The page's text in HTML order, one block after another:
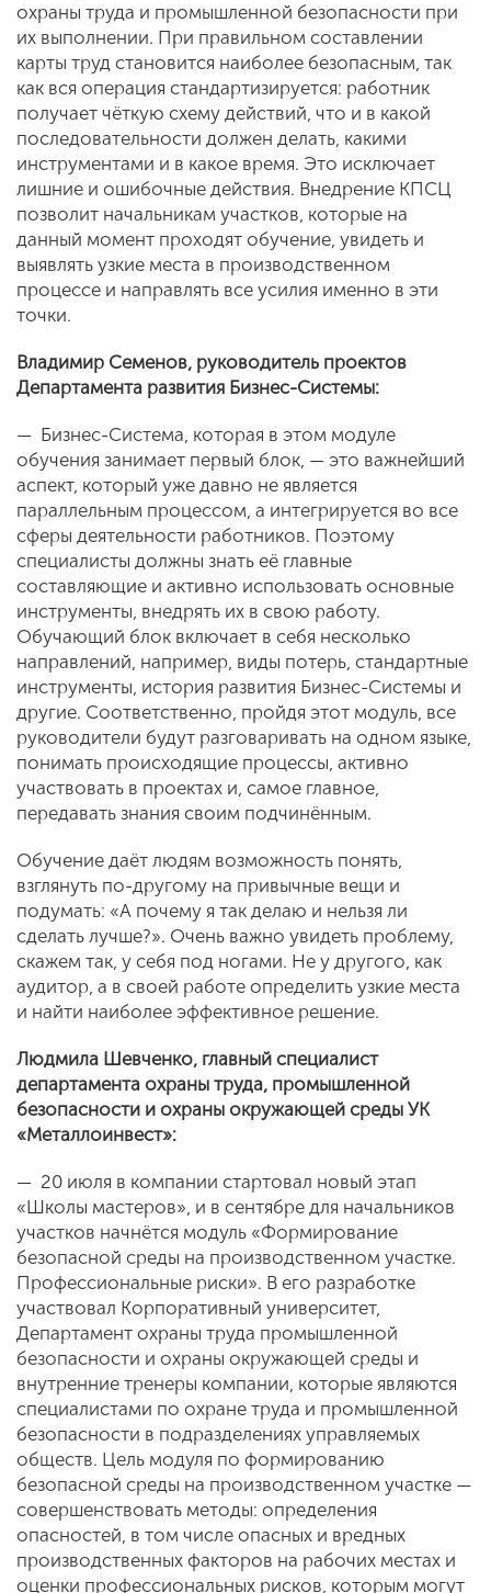
охраны труда и промышленной безопасности при
их выполнении. При правильном составлении
карты труд становится наиболее безопасным, так
как вся операция стандартизируется: работник
получает чёткую схему действий, что и в какой
последовательности должен делать, какими
инструментами и в какое время. Это исключает
лишние и ошибочные действия. Внедрение КПСЦ
позволит начальникам участков, которые на
данный момент проходят обучение, увидеть и
выявлять узкие места в производственном
процессе и направлять все усилия именно в эти
точки.
Владимир Семенов, руководитель проектов
Департамента развития Бизнес-Системы:
— Бизнес-Система, которая в этом модуле
обучения занимает первый блок, — это важнейший
аспект, который уже давно не является
параллельным процессом, а интегрируется во все
сферы деятельности работников. Поэтому
специалисты должны знать её главные
составляющие и активно использовать основные
инструменты, внедрять их в свою работу.
Обучающий блок включает в себя несколько
направлений, например, виды потерь, стандартные
инструменты, история развития Бизнес-Системы и
другие. Соответственно, пройдя этот модуль, все
руководители будут разговаривать на одном языке,
понимать происходящие процессы, активно
участвовать в проектах и, самое главное,
передавать знания своим подчинённым.
Обучение даёт людям возможность понять,
взглянуть по-другому на привычные вещи и
подумать: «А почему я так делаю и нельзя ли
сделать лучше?». Очень важно увидеть проблему,
скажем так, у себя под ногами. Не у другого, как
аудитор, а в своей работе определить узкие места
и найти наиболее эффективное решение.
Людмила Шевченко, главный специалист
департамента охраны труда, промышленной
безопасности и охраны окружающей среды УК
«Металлоинвест»:
— 20 июля в компании стартовал новый этап
«Школы мастеров», и в сентябре для начальников
участков начнётся модуль «Формирование
безопасной среды на производственном участке.
Профессиональные риски». В его разработке
участвовал Корпоративный университет,
Департамент охраны труда промышленной
безопасности и охраны окружающей среды и
внутренние тренеры компании, которые являются
специалистами по охране труда и промышленной
безопасности в подразделениях управляемых
обществ. Цель модуля по формированию
безопасной среды на производственном участке —
совершенствовать методы: определения
опасностей, в том числе опасных и вредных
производственных факторов на рабочих местах и
оценки профессиональных рисков, которым могут